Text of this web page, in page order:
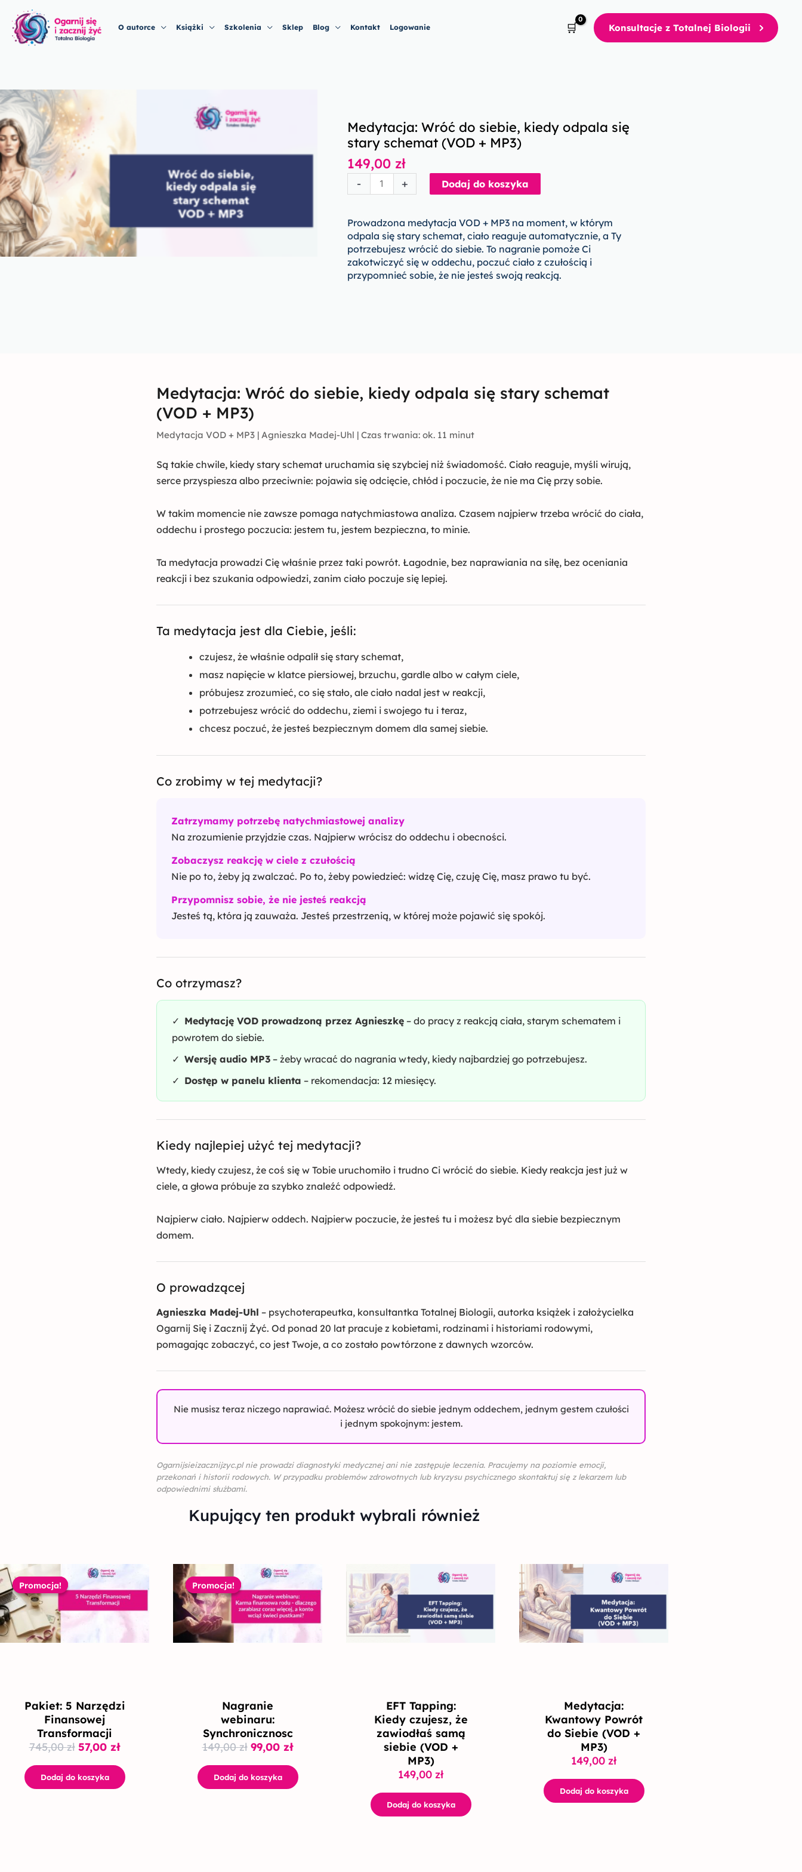
treści
O autorce Książki Szkolenia Sklep Blog Kontakt Logowanie Konsultacje z Totalnej Biologii
Medytacja: Wróć do siebie, kiedy odpala się
stary schemat (VOD + MP3)
149,00 zł
-
Medytacja:
do
siebie,
kiedy
odpala
się
stary
+ Dodaj do koszyka
Prowadzona medytacja VOD + MP3 na moment, w którym
odpala się stary schemat, ciało reaguje automatycznie, a Ty
potrzebujesz wrócić do siebie. To nagranie pomoże Ci
zakotwiczyć się w oddechu, poczuć ciało z czułością i
przypomnieć sobie, że nie jesteś swoją reakcją.
Medytacja: Wróć do siebie, kiedy odpala się stary schemat
(VOD + MP3)
Medytacja VOD + MP3 | Agnieszka Madej-Uhl | Czas trwania: ok. 11 minut
Są takie chwile, kiedy stary schemat uruchamia się szybciej niż świadomość. Ciało reaguje, myśli wirują,
serce przyspiesza albo przeciwnie: pojawia się odcięcie, chłód i poczucie, że nie ma Cię przy sobie.
W takim momencie nie zawsze pomaga natychmiastowa analiza. Czasem najpierw trzeba wrócić do ciała,
oddechu i prostego poczucia: jestem tu, jestem bezpieczna, to minie.
Ta medytacja prowadzi Cię właśnie przez taki powrót. Łagodnie, bez naprawiania na siłę, bez oceniania
reakcji i bez szukania odpowiedzi, zanim ciało poczuje się lepiej.
Ta medytacja jest dla Ciebie, jeśli:
czujesz, że właśnie odpalił się stary schemat,
masz napięcie w klatce piersiowej, brzuchu, gardle albo w całym ciele,
próbujesz zrozumieć, co się stało, ale ciało nadal jest w reakcji,
potrzebujesz wrócić do oddechu, ziemi i swojego tu i teraz,
chcesz poczuć, że jesteś bezpiecznym domem dla samej siebie.
Co zrobimy w tej medytacji?
Zatrzymamy potrzebę natychmiastowej analizy
Na zrozumienie przyjdzie czas. Najpierw wrócisz do oddechu i obecności.
Zobaczysz reakcję w ciele z czułością
Nie po to, żeby ją zwalczać. Po to, żeby powiedzieć: widzę Cię, czuję Cię, masz prawo tu być.
Przypomnisz sobie, że nie jesteś reakcją
Jesteś tą, która ją zauważa. Jesteś przestrzenią, w której może pojawić się spokój.
Co otrzymasz?
✓ Medytację VOD prowadzoną przez Agnieszkę – do pracy z reakcją ciała, starym schematem i
powrotem do siebie.
✓ Wersję audio MP3 – żeby wracać do nagrania wtedy, kiedy najbardziej go potrzebujesz.
✓ Dostęp w panelu klienta – rekomendacja: 12 miesięcy.
Kiedy najlepiej użyć tej medytacji?
Wtedy, kiedy czujesz, że coś się w Tobie uruchomiło i trudno Ci wrócić do siebie. Kiedy reakcja jest już w
ciele, a głowa próbuje za szybko znaleźć odpowiedź.
Najpierw ciało. Najpierw oddech. Najpierw poczucie, że jesteś tu i możesz być dla siebie bezpiecznym
domem.
O prowadzącej
Agnieszka Madej-Uhl – psychoterapeutka, konsultantka Totalnej Biologii, autorka książek i założycielka
Ogarnij Się i Zacznij Żyć. Od ponad 20 lat pracuje z kobietami, rodzinami i historiami rodowymi,
pomagając zobaczyć, co jest Twoje, a co zostało powtórzone z dawnych wzorców.
Nie musisz teraz niczego naprawiać. Możesz wrócić do siebie jednym oddechem, jednym gestem czułości
i jednym spokojnym: jestem.
Ogarnijsieizacznijzyc.pl nie prowadzi diagnostyki medycznej ani nie zastępuje leczenia. Pracujemy na poziomie emocji,
przekonań i historii rodowych. W przypadku problemów zdrowotnych lub kryzysu psychicznego skontaktuj się z lekarzem lub
odpowiednimi służbami.
Kupujący ten produkt wybrali również
Promocja!
Promocja!
Pakiet: 5 Narzędzi
Finansowej
Transformacji
745,00zł
Pierwotna
cena
wynosiła:
745,00 zł.
57,00 zł
wynosi:
57,00 zł.
Dodaj do koszyka
Promocja!
Promocja!
Nagranie
webinaru:
Synchronicznosc
149,00zł
Pierwotna
cena
wynosiła:
149,00 zł.
99,00 zł
wynosi:
99,00 zł.
Dodaj do koszyka
EFT Tapping:
Kiedy czujesz, że
zawiodłaś samą
siebie (VOD +
MP3)
149,00 zł
Dodaj do koszyka
Medytacja:
Kwantowy Powrót
do Siebie (VOD +
MP3)
149,00 zł
Dodaj do koszyka